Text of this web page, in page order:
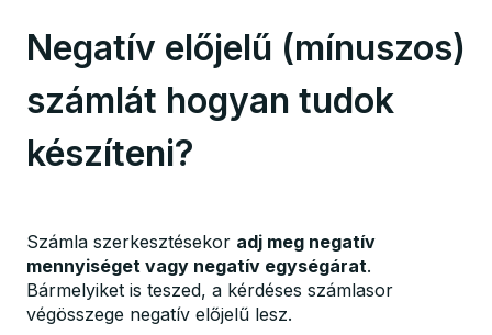
Negatív előjelű (mínuszos)
számlát hogyan tudok
készíteni?
Számla szerkesztésekor adj meg negatív
mennyiséget vagy negatív egységárat.
Bármelyiket is teszed, a kérdéses számlasor
végösszege negatív előjelű lesz.